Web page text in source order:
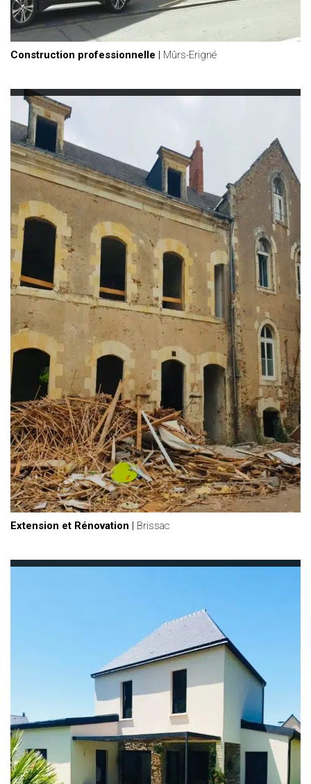
Construction professionnelle | Mûrs-Erigné
Extension et Rénovation | Brissac